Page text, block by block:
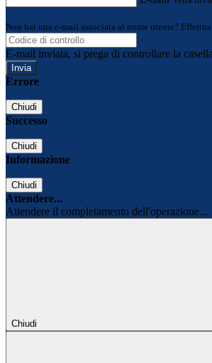
Non hai una e-mail associata al nome utente?
E-mail inviata, si prega di controllare la
Errore
Chiudi
Successo
Chiudi
Informazione
Chiudi
Attendere...
Attendere il completamento dell'operazione...
Chiudi